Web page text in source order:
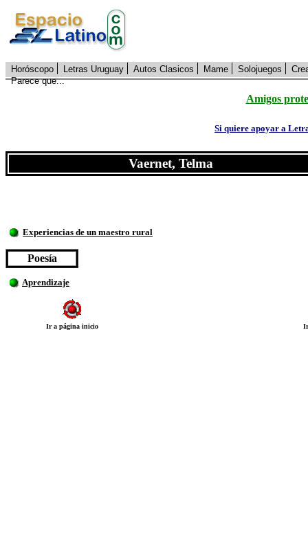
Horóscopo Letras Uruguay Autos Clasicos Mame Solojuegos
Parece que...
Amigos
Si quiere apoyar a
Vaernet, Telma
Experiencias de un maestro rural
Poesía
Aprendizaje
Ir a página inicio